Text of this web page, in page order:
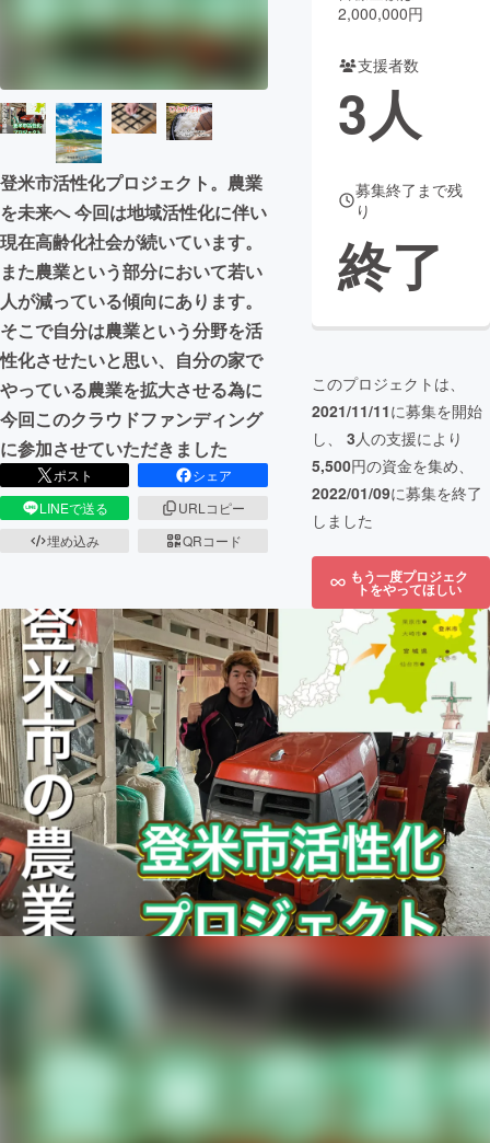
CAMPFIRE for Social Good
CAMPFIRE Creation
CAMPFIREふるさと納税
コミュニティ
登米市活性化プロジェクト。農業
を未来へ 今回は地域活性化に伴い
現在高齢化社会が続いています。
また農業という部分において若い
人が減っている傾向にあります。
そこで自分は農業という分野を活
性化させたいと思い、自分の家で
やっている農業を拡大させる為に
今回このクラウドファンディング
に参加させていただきました
ポスト
シェア
LINEで送る
URLコピー
埋め込み
QRコード
2,000,000円
支援者数
3人
募集終了まで残
り
終了
このプロジェクトは、
2021/11/11に募集を開始
し、 3人の支援により
5,500円の資金を集め、
2022/01/09に募集を終了
しました
もう一度プロジェク
トをやってほしい